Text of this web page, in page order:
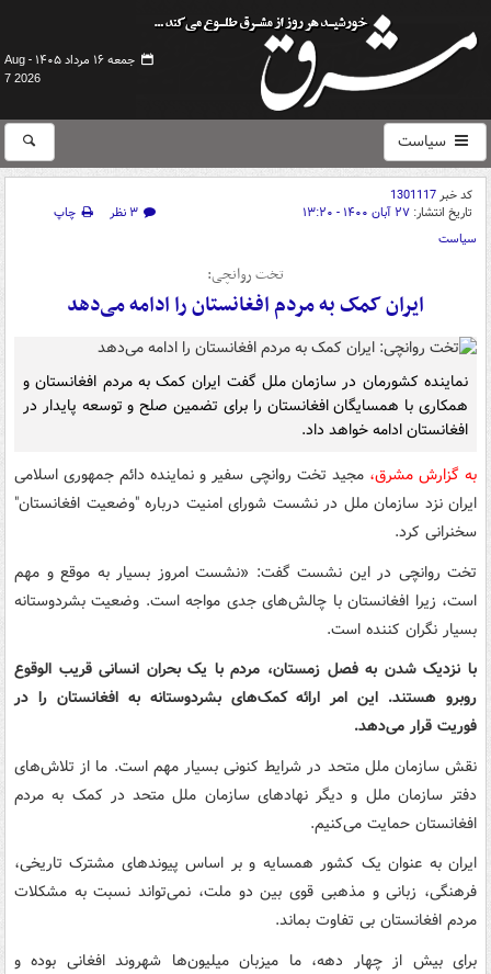
جمعه ۱۶ مرداد ۱۴۰۵ -
Aug
7 2026
سیاست
کد خبر1301117
تاریخ انتشار: ۲۷ آبان ۱۴۰۰ - ۱۳:۲۰ ۳ نظر
چاپ
سیاست
تخت روانچی:
ایران کمک به مردم افغانستان را ادامه می‌دهد
نماینده کشورمان در سازمان ملل گفت ایران کمک به مردم افغانستان و
همکاری با همسایگان افغانستان را برای تضمین صلح و توسعه پایدار در
افغانستان ادامه خواهد داد.
به گزارش مشرق،مجید تخت روانچی سفیر و نماینده دائم جمهوری اسلامی
ایران نزد سازمان ملل در نشست شورای امنیت درباره "وضعیت افغانستان"
سخنرانی کرد.
تخت روانچی در این نشست گفت: «نشست امروز بسیار به موقع و مهم
است، زیرا افغانستان با چالش‌های جدی مواجه است. وضعیت بشردوستانه
بسیار نگران کننده است.
با نزدیک شدن به فصل زمستان، مردم با یک بحران انسانی قریب الوقوع
روبرو هستند. این امر ارائه کمک‌های بشردوستانه به افغانستان را در
فوریت قرار می‌دهد.
نقش سازمان ملل متحد در شرایط کنونی بسیار مهم است. ما از تلاش‌های
دفتر سازمان ملل و دیگر نهادهای سازمان ملل متحد در کمک به مردم
افغانستان حمایت می‌کنیم.
ایران به عنوان یک کشور همسایه و بر اساس پیوندهای مشترک تاریخی،
فرهنگی، زبانی و مذهبی قوی بین دو ملت، نمی‌تواند نسبت به مشکلات
مردم افغانستان بی تفاوت بماند.
برای بیش از چهار دهه، ما میزبان میلیون‌ها شهروند افغانی بوده و